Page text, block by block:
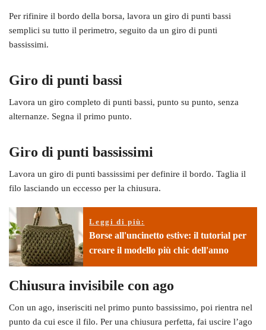
Per rifinire il bordo della borsa, lavora un giro di punti bassi
semplici su tutto il perimetro, seguito da un giro di punti
bassissimi.
Giro di punti bassi
Lavora un giro completo di punti bassi, punto su punto, senza
alternanze. Segna il primo punto.
Giro di punti bassissimi
Lavora un giro di punti bassissimi per definire il bordo. Taglia il
filo lasciando un eccesso per la chiusura.
Leggi di più:
Borse all'uncinetto estive: il tutorial per
creare il modello più chic dell'anno
Chiusura invisibile con ago
Con un ago, inserisciti nel primo punto bassissimo, poi rientra nel
punto da cui esce il filo. Per una chiusura perfetta, fai uscire l’ago